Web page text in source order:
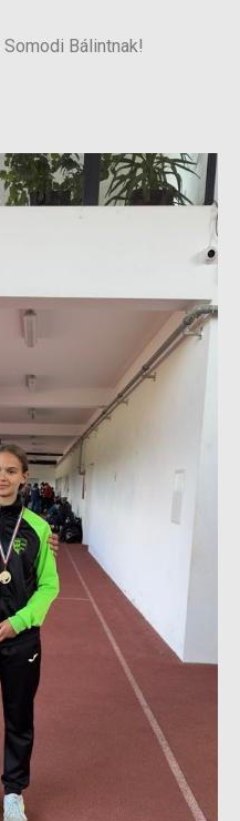
Bálintnak!